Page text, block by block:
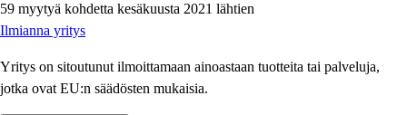
59 myytyä kohdetta kesäkuusta 2021 lähtien
Ilmianna yritys
Yritys on sitoutunut ilmoittamaan ainoastaan tuotteita tai palveluja,
jotka ovat EU:n säädösten mukaisia.